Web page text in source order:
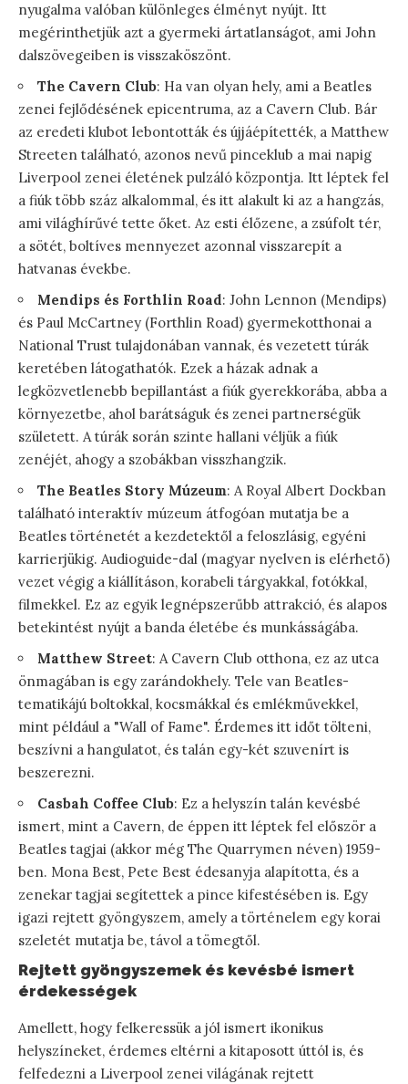
nyugalma valóban különleges élményt nyújt. Itt
megérinthetjük azt a gyermeki ártatlanságot, ami John
dalszövegeiben is visszaköszönt.
The Cavern Club: Ha van olyan hely, ami a Beatles
zenei fejlődésének epicentruma, az a Cavern Club. Bár
az eredeti klubot lebontották és újjáépítették, a Matthew
Streeten található, azonos nevű pinceklub a mai napig
Liverpool zenei életének pulzáló központja. Itt léptek fel
a fiúk több száz alkalommal, és itt alakult ki az a hangzás,
ami világhírűvé tette őket. Az esti élőzene, a zsúfolt tér,
a sötét, boltíves mennyezet azonnal visszarepít a
hatvanas évekbe.
Mendips és Forthlin Road: John Lennon (Mendips)
és Paul McCartney (Forthlin Road) gyermekotthonai a
National Trust tulajdonában vannak, és vezetett túrák
keretében látogathatók. Ezek a házak adnak a
legközvetlenebb bepillantást a fiúk gyerekkorába, abba a
környezetbe, ahol barátságuk és zenei partnerségük
született. A túrák során szinte hallani véljük a fiúk
zenéjét, ahogy a szobákban visszhangzik.
The Beatles Story Múzeum: A Royal Albert Dockban
található interaktív múzeum átfogóan mutatja be a
Beatles történetét a kezdetektől a feloszlásig, egyéni
karrierjükig. Audioguide-dal (magyar nyelven is elérhető)
vezet végig a kiállításon, korabeli tárgyakkal, fotókkal,
filmekkel. Ez az egyik legnépszerűbb attrakció, és alapos
betekintést nyújt a banda életébe és munkásságába.
Matthew Street: A Cavern Club otthona, ez az utca
önmagában is egy zarándokhely. Tele van Beatles-
tematikájú boltokkal, kocsmákkal és emlékművekkel,
mint például a "Wall of Fame". Érdemes itt időt tölteni,
beszívni a hangulatot, és talán egy-két szuvenírt is
beszerezni.
Casbah Coffee Club: Ez a helyszín talán kevésbé
ismert, mint a Cavern, de éppen itt léptek fel először a
Beatles tagjai (akkor még The Quarrymen néven) 1959-
ben. Mona Best, Pete Best édesanyja alapította, és a
zenekar tagjai segítettek a pince kifestésében is. Egy
igazi rejtett gyöngyszem, amely a történelem egy korai
szeletét mutatja be, távol a tömegtől.
Rejtett gyöngyszemek és kevésbé ismert
érdekességek
Amellett, hogy felkeressük a jól ismert ikonikus
helyszíneket, érdemes eltérni a kitaposott úttól is, és
felfedezni a Liverpool zenei világának rejtett